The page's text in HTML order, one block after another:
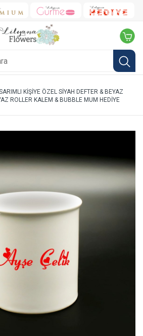
KIŞIYE ÖZEL SIYAH DEFTER & BEYAZ
ROLLER KALEM & BUBBLE MUM HEDIYE